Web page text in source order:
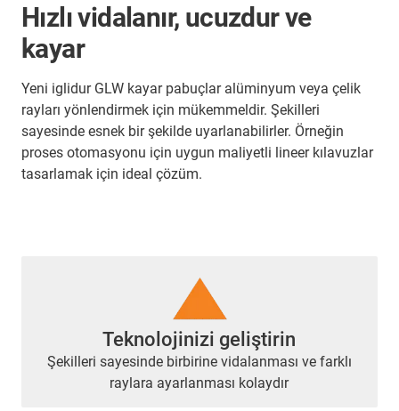
Hızlı vidalanır, ucuzdur ve
kayar
Yeni iglidur GLW kayar pabuçlar alüminyum veya çelik
rayları yönlendirmek için mükemmeldir. Şekilleri
sayesinde esnek bir şekilde uyarlanabilirler. Örneğin
proses otomasyonu için uygun maliyetli lineer kılavuzlar
tasarlamak için ideal çözüm.
Teknolojinizi geliştirin
Şekilleri sayesinde birbirine vidalanması ve farklı
raylara ayarlanması kolaydır